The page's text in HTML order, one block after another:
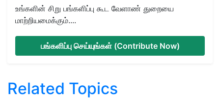
உங்களின் சிறு பங்களிப்பு கூட வேளாண் துறையை
மாற்றியமைக்கும்....
பங்களிப்பு செய்யுங்கள் (Contribute Now)
Related Topics